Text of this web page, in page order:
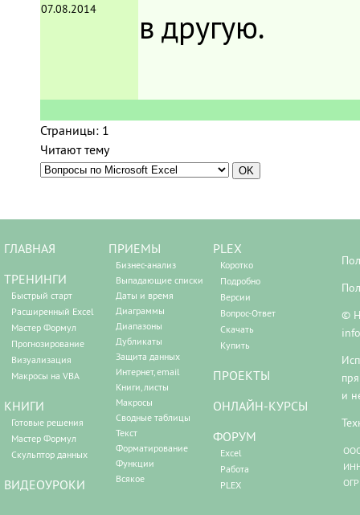
07.08.2014
в другую.
Страницы: 1
Читают тему
ГЛАВНАЯ
ТРЕНИНГИ
Быстрый старт
Расширенный Excel
Мастер Формул
Прогнозирование
Визуализация
Макросы на VBA
КНИГИ
Готовые решения
Мастер Формул
Скульптор данных
ВИДЕОУРОКИ
ПРИЕМЫ
Бизнес-анализ
Выпадающие списки
Даты и время
Диаграммы
Диапазоны
Дубликаты
Защита данных
Интернет, email
Книги, листы
Макросы
Сводные таблицы
Текст
Форматирование
Функции
Всякое
PLEX
Коротко
Подробно
Версии
Вопрос-Ответ
Скачать
Купить
ПРОЕКТЫ
ОНЛАЙН-КУРСЫ
ФОРУМ
Excel
Работа
PLEX
©
и